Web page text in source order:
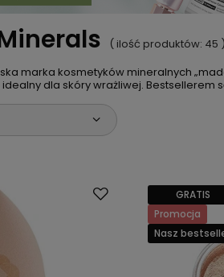
( ilość produktów: 45 )
marka kosmetyków mineralnych
dla skóry wrażliwej.
GRATIS
Promocja
Nasz